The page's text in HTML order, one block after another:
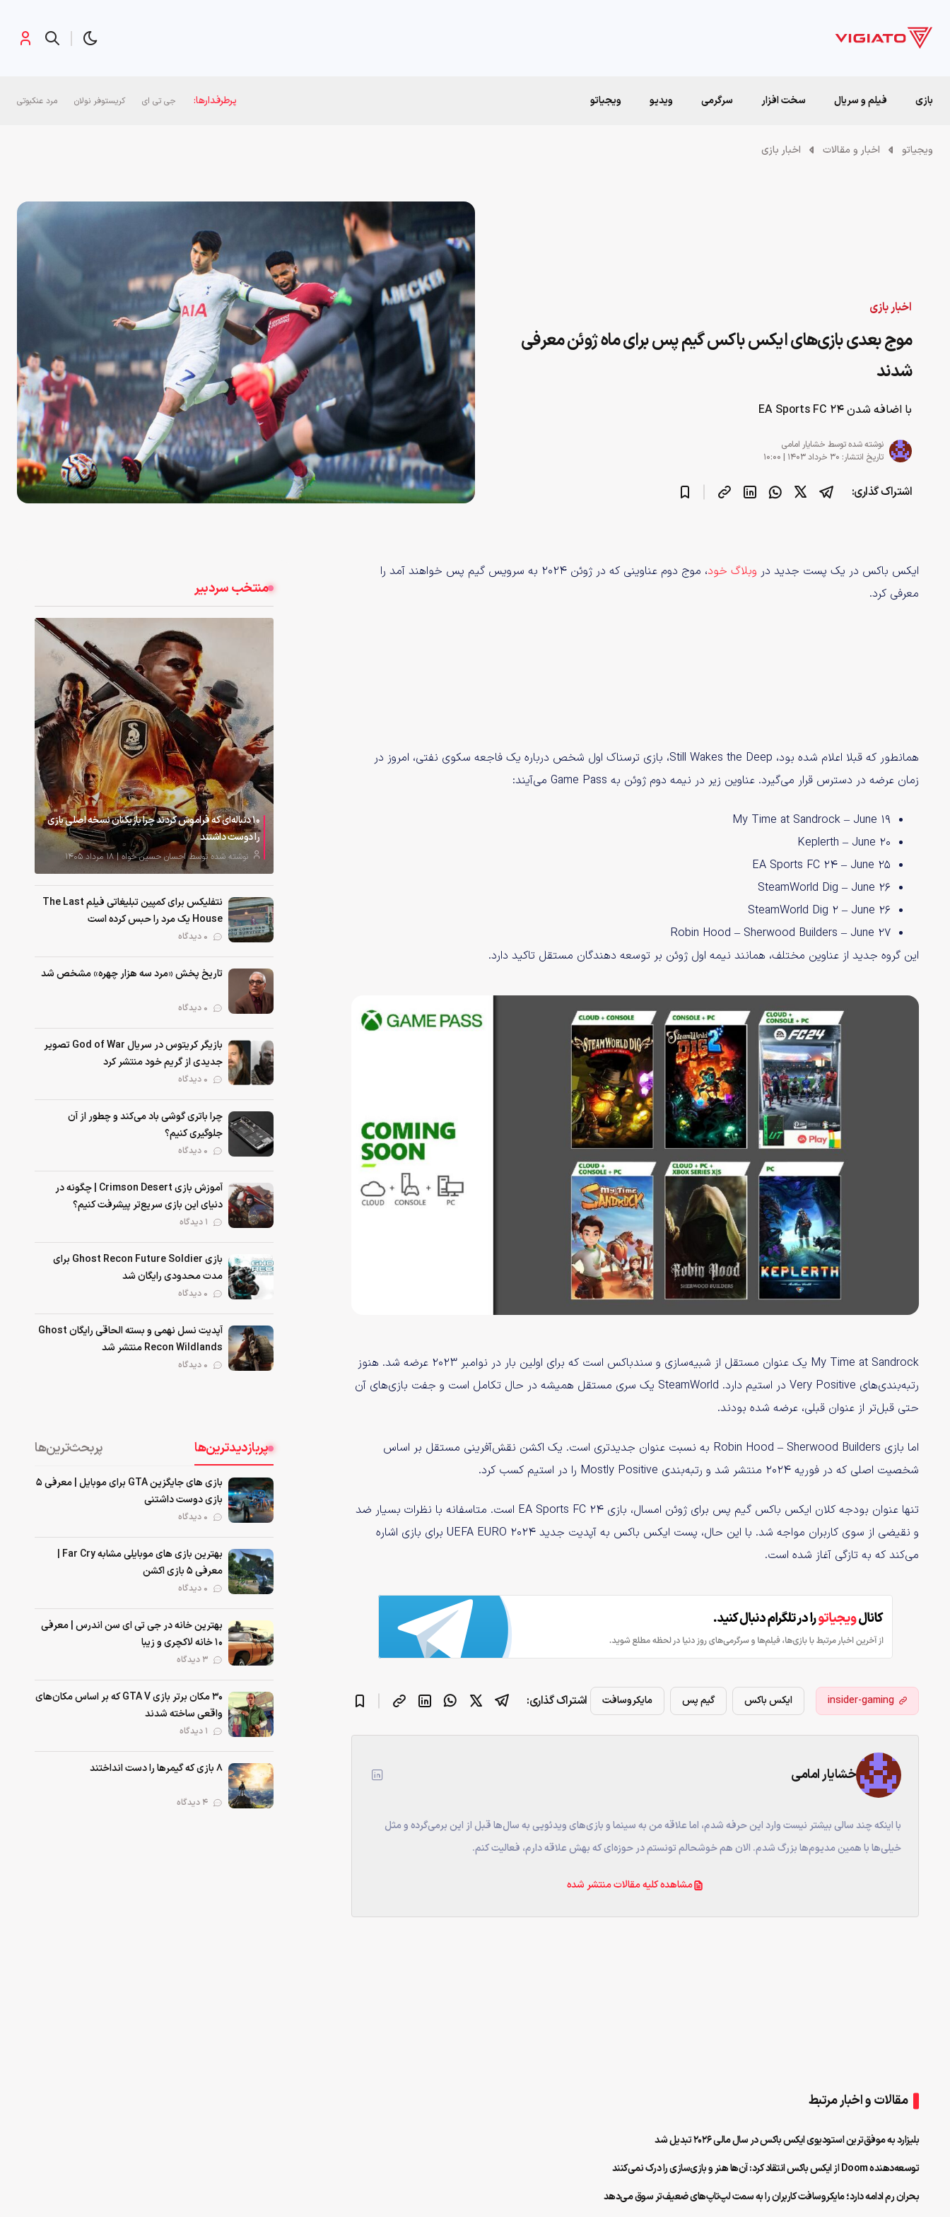
بازی فیلم و سریال سخت افزار سرگرمی ویدیو ویجیاتو پرطرفدارها: جی تی ای کریستوفر نولان مرد عنکبوتی
ویجیاتو اخبار و مقالات اخبار بازی
اخبار بازی
موج بعدی بازی‌های ایکس باکس گیم پس برای ماه ژوئن معرفی
شدند
با اضافه شدن EA Sports FC 24
نوشته شده توسط خشایار امامی
تاریخ انتشار: ۳۰ خرداد ۱۴۰۳ | ۱۰:۰۰
اشتراک گذاری:
منتخب سردبیر
۱۰ دنباله‌ای که فراموش کردند چرا بازیکنان نسخه اصلی بازی
را دوست داشتند
نوشته شده توسط احسان حسین خواه | ۱۸ مرداد ۱۴۰۵
نتفلیکس برای کمپین تبلیغاتی فیلم The Last
House یک مرد را حبس کرده است
تاریخ پخش «مرد سه هزار چهره» مشخص شد
بازیگر کریتوس در سریال God of War تصویر
جدیدی از گریم خود منتشر کرد
چرا باتری گوشی باد می‌کند و چطور از آن
جلوگیری کنیم؟
آموزش بازی Crimson Desert | چگونه در
دنیای این بازی سریع‌تر پیشرفت کنیم؟
بازی Ghost Recon Future Soldier برای
مدت محدودی رایگان شد
آپدیت نسل نهمی و بسته الحاقی رایگان Ghost
Recon Wildlands منتشر شد
پربازدیدترین‌ها پربحث‌ترین‌ها
بازی های جایگزین GTA برای موبایل | معرفی ۵
بازی دوست داشتنی
بهترین بازی‌ های موبایلی مشابه Far Cry |
معرفی ۵ بازی اکشن
بهترین خانه در جی تی ای سن اندرس | معرفی
۱۰ خانه لاکچری و زیبا
۳۰ مکان برتر بازی GTA V که بر اساس مکان‌های
واقعی ساخته شدند
۸ بازی که گیمرها را دست انداختند
ایکس باکس در یک پست جدید در وبلاگ خود
، موج دوم عناوینی که در ژوئن ۲۰۲۴ به سرویس گیم پس خواهند آمد را
معرفی کرد.
همانطور که قبلا اعلام شده بود، Still Wakes the Deep، بازی ترسناک اول شخص درباره یک فاجعه سکوی نفتی، امروز در
زمان عرضه در دسترس قرار می‌گیرد. عناوین زیر در نیمه دوم ژوئن به Game Pass می‌آیند:
My Time at Sandrock – June 19
Keplerth – June 20
EA Sports FC 24 – June 25
SteamWorld Dig – June 26
SteamWorld Dig 2 – June 26
Robin Hood – Sherwood Builders – June 27
این گروه جدید از عناوین مختلف، همانند نیمه اول ژوئن بر توسعه دهندگان مستقل تاکید دارد.
My Time at Sandrock یک عنوان مستقل از شبیه‌سازی و سندباکس است که برای اولین بار در نوامبر ۲۰۲۳ عرضه شد. هنوز
رتبه‌بندی‌های Very Positive در استیم دارد. SteamWorld یک سری مستقل همیشه در حال تکامل است و جفت بازی‌های آن
حتی قبل‌تر از عنوان قبلی، عرضه شده بودند.
اما بازی Robin Hood – Sherwood Builders به نسبت عنوان جدیدتری است. یک اکشن نقش‌آفرینی مستقل بر اساس
شخصیت اصلی که در فوریه ۲۰۲۴ منتشر شد و رتبه‌بندی Mostly Positive را در استیم کسب کرد.
تنها عنوان بودجه کلان ایکس باکس گیم پس برای ژوئن امسال، بازی EA Sports FC 24 است. متاسفانه با نظرات بسیار ضد
و نقیضی از سوی کاربران مواجه شد. با این حال، پست ایکس باکس به آپدیت جدید UEFA EURO 2024 برای بازی اشاره
می‌کند که به تازگی آغاز شده است.
insider-gaming ایکس باکس گیم پس مایکروسافت اشتراک گذاری:
خشایار امامی
با اینکه چند سالی بیشتر نیست وارد این حرفه شدم، اما علاقه من به سینما و بازی‌های ویدئویی به سال‌ها قبل از این برمی‌گرده و مثل
خیلی‌ها با همین مدیوم‌ها بزرگ شدم. الان هم خوشحالم تونستم در حوزه‌ای که بهش علاقه دارم، فعالیت کنم.
مشاهده کلیه مقالات منتشر شده
مقالات و اخبار مرتبط
بلیزارد به موفق‌ترین استودیوی ایکس باکس در سال مالی ۲۰۲۶ تبدیل شد
توسعه‌دهنده Doom از ایکس‌ باکس انتقاد کرد: آن‌ها هنر و بازی‌سازی را درک نمی‌کنند
بحران رم ادامه دارد؛ مایکروسافت کاربران را به سمت لپ‌تاپ‌های ضعیف‌تر سوق می‌دهد